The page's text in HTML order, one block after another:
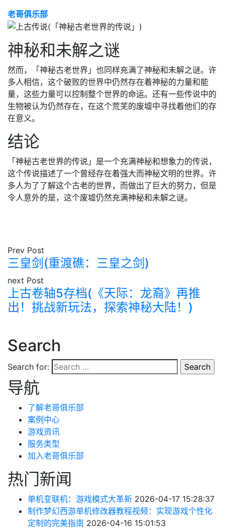
老哥俱乐部
神秘和未解之谜
然而，「神秘古老世界」也同样充满了神秘和未解之谜。许
多人相信，这个破败的世界中仍然存在着神秘的力量和能
量，这些力量可以控制整个世界的命运。还有一些传说中的
生物被认为仍然存在，在这个荒芜的废墟中寻找着他们的存
在意义。
结论
「神秘古老世界的传说」是一个充满神秘和想象力的传说，
这个传说描述了一个曾经存在着强大而神秘文明的世界。许
多人为了了解这个古老的世界，而做出了巨大的努力，但是
令人意外的是，这个废墟仍然充满神秘和未解之谜。
Prev Post
三皇剑(重渡礁：三皇之剑)
next Post
上古卷轴5存档(《天际：龙裔》再推
出！挑战新玩法，探索神秘大陆！)
Search
Search for:
导航
了解老哥俱乐部
案例中心
游戏资讯
服务类型
加入老哥俱乐部
热门新闻
单机变联机：游戏模式大革新 2026-04-17 15:28:37
制作梦幻西游单机修改器教程视频：实现游戏个性化
定制的完美指南 2026-04-16 15:01:53